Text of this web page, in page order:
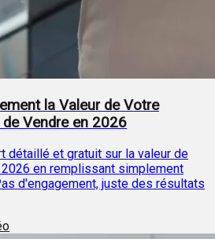
la Valeur de Votre
Vendre en 2026
détaillé et gratuit sur la valeur de
en remplissant simplement
d'engagement, juste des résultats